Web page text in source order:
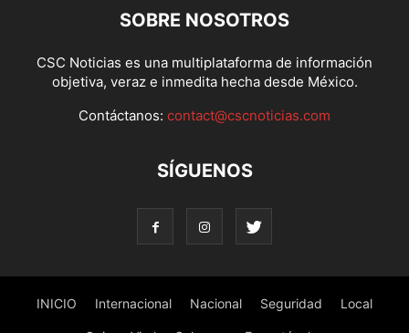
SOBRE NOSOTROS
CSC Noticias es una multiplataforma de información
objetiva, veraz e inmedita hecha desde México.
Contáctanos: contact@cscnoticias.com
SÍGUENOS
INICIO Internacional Nacional Seguridad Local